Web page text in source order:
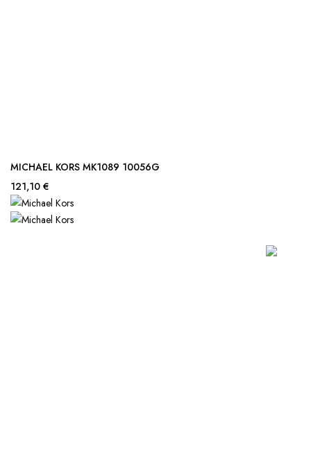
MICHAEL KORS MK1089 10056G
121,10 €